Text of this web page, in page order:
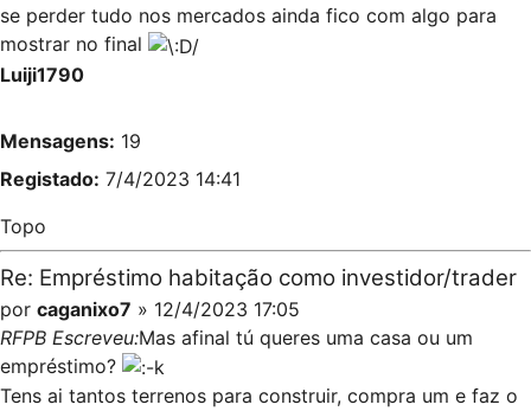
se perder tudo nos mercados ainda fico com algo para
mostrar no final
Luiji1790
Mensagens: 19
Registado: 7/4/2023 14:41
Topo
Re: Empréstimo habitação como investidor/trader
por caganixo7 » 12/4/2023 17:05
RFPB Escreveu:Mas afinal tú queres uma casa ou um
empréstimo?
Tens ai tantos terrenos para construir, compra um e faz o